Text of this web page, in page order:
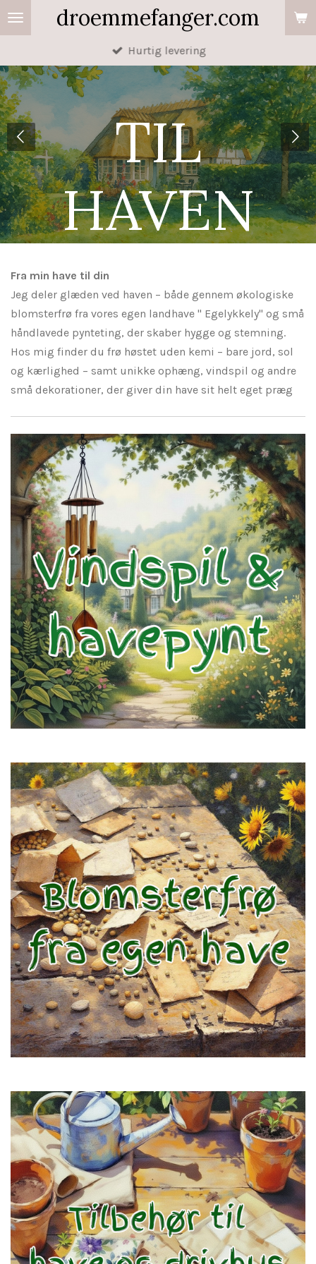
Spring
til
droemmefanger.com
Hurtig levering
TIL
HAVEN
Fra min have til din
Jeg deler glæden ved haven – både gennem økologiske
blomsterfrø fra vores egen landhave " Egelykkely" og små
håndlavede pynteting, der skaber hygge og stemning.
Hos mig finder du frø høstet uden kemi – bare jord, sol
og kærlighed – samt unikke ophæng, vindspil og andre
små dekorationer, der giver din have sit helt eget præg